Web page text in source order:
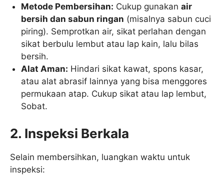
Metode Pembersihan: Cukup gunakanair
bersih dan sabun ringan (misalnya sabun cuci
piring). Semprotkan air, sikat perlahan dengan
sikat berbulu lembut atau lap kain, lalu bilas
bersih.
Alat Aman: Hindari sikat kawat, spons kasar,
atau alat abrasif lainnya yang bisa menggores
permukaan atap. Cukup sikat atau lap lembut,
Sobat.
2. Inspeksi Berkala
Selain membersihkan, luangkan waktu untuk
inspeksi: